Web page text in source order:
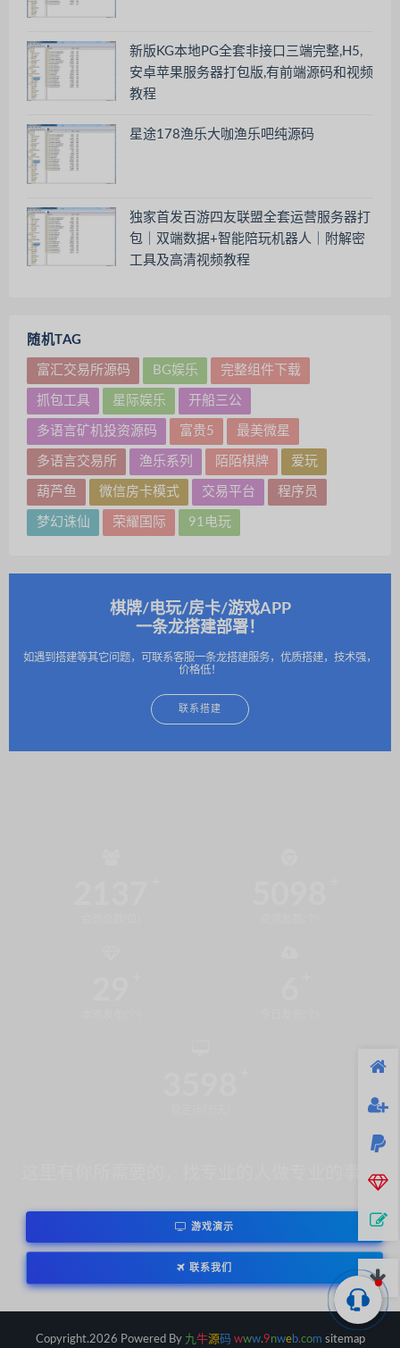
新版KG本地PG全套非接口三端完整,H5,
安卓苹果服务器打包版,有前端源码和视频
教程
星途178渔乐大咖渔乐吧纯源码
独家首发百游四友联盟全套运营服务器打
包｜双端数据+智能陪玩机器人｜附解密
工具及高清视频教程
随机TAG
富汇交易所源码 BG娱乐 完整组件下载
抓包工具 星际娱乐 开船三公
多语言矿机投资源码 富贵5 最美微星
多语言交易所 渔乐系列 陌陌棋牌 爱玩
葫芦鱼 微信房卡模式 交易平台 程序员
梦幻诛仙 荣耀国际 91电玩
棋牌/电玩/房卡/游戏APP
一条龙搭建部署！
如遇到搭建等其它问题，可联系客服一条龙搭建服务，优质搭建，技术强，
价格低！
联系搭建
这里有你所需要的，找专业的人做专业的事！
游戏演示
联系我们
Copyright.2026 Powered By 九牛源码 www.9nweb.com sitemap